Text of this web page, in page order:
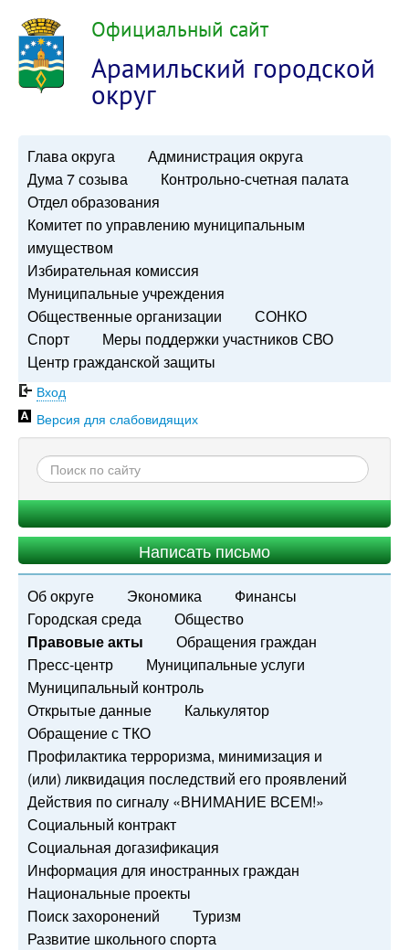
Официальный сайт
Арамильский городской
округ
Глава округа
Администрация округа
Дума 7 созыва
Контрольно-счетная палата
Отдел образования
Комитет по управлению муниципальным
имуществом
Избирательная комиссия
Муниципальные учреждения
Общественные организации
СОНКО
Спорт
Меры поддержки участников СВО
Центр гражданской защиты
Вход
Версия для слабовидящих
Написать письмо
Об округе Экономика
Финансы
Городская среда
Общество
Правовые акты
Обращения граждан
Пресс-центр
Муниципальные услуги
Муниципальный контроль
Открытые данные
Калькулятор
Обращение с ТКО
Профилактика терроризма, минимизация и
(или) ликвидация последствий его проявлений
Действия по сигналу «ВНИМАНИЕ ВСЕМ!»
Социальный контракт
Социальная догазификация
Информация для иностранных граждан
Национальные проекты
Поиск захоронений
Туризм
Развитие школьного спорта